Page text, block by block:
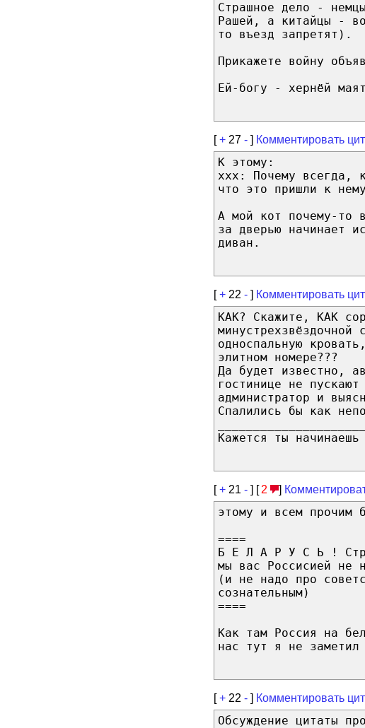
Страшное дело -
Рашей, а китайцы -
то въезд запретят).
Прикажете войну
Ей-богу - хернёй
[+ 27 - ] Комментировать
К этому:
xxx: Почему всегда,
что это пришли к
А мой кот почему-то
за дверью начинает
диван.
[+ 22 - ] Комментировать
КАК? Скажите, КАК
односпальную
элитном номере???
Да будет известно,
гостинице не
администратор и
Спалились бы как
Кажется ты
[+ 21 - ] [ 2 ]
этому и всем прочим
====
Б Е Л А Р У С Ь !
мы вас Россисией не
(и не надо про
сознательным)
====
Как там Россия на
нас тут я не заметил
[+ 22 - ] Комментировать
Обсуждение цитаты